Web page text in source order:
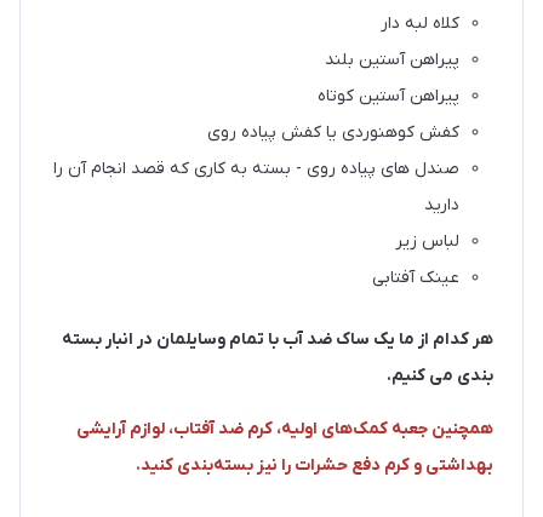
کلاه لبه دار
پیراهن آستین بلند
پیراهن آستین کوتاه
کفش کوهنوردی یا کفش پیاده روی
صندل های پیاده روی - بسته به کاری که قصد انجام آن را
دارید
لباس زیر
عینک آفتابی
هر کدام از ما یک ساک ضد آب با تمام وسایلمان در انبار بسته
بندی می کنیم.
همچنین جعبه کمک‌های اولیه، کرم ضد آفتاب، لوازم آرایشی
بهداشتی و کرم دفع حشرات را نیز بسته‌بندی کنید.